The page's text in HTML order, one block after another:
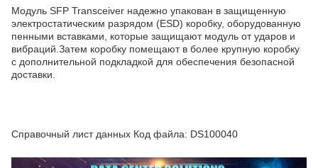
Модуль SFP Transceiver надежно упакован в защищенную
электростатическим разрядом (ESD) коробку, оборудованную
пенными вставками, которые защищают модуль от ударов и
вибраций.Затем коробку помещают в более крупную коробку
с дополнительной подкладкой для обеспечения безопасной
доставки.
Справочный лист данных Код файла: DS100040